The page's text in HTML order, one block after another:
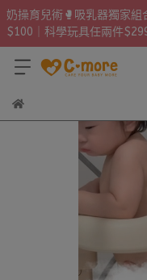
奶操育兒術🥊吸乳器獨家
$100｜科學玩具任兩件